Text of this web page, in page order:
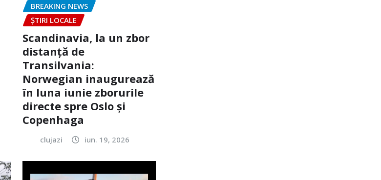
BREAKING NEWS
ȘTIRI LOCALE
Scandinavia, la un zbor
distanță de
Transilvania:
Norwegian inaugurează
în luna iunie zborurile
directe spre Oslo și
Copenhaga
clujazi iun. 19, 2026